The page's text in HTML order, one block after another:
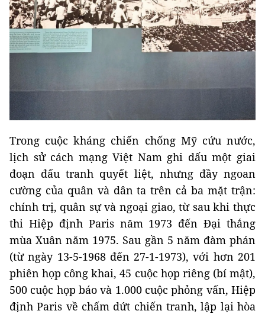
Trong cuộc kháng chiến chống Mỹ cứu nước,
lịch sử cách mạng Việt Nam ghi dấu một giai
đoạn đấu tranh quyết liệt, nhưng đầy ngoan
cường của quân và dân ta trên cả ba mặt trận:
chính trị, quân sự và ngoại giao, từ sau khi thực
thi Hiệp định Paris năm 1973 đến Đại thắng
mùa Xuân năm 1975. Sau gần 5 năm đàm phán
(từ ngày 13-5-1968 đến 27-1-1973), với hơn 201
phiên họp công khai, 45 cuộc họp riêng (bí mật),
500 cuộc họp báo và 1.000 cuộc phỏng vấn, Hiệp
định Paris về chấm dứt chiến tranh, lập lại hòa